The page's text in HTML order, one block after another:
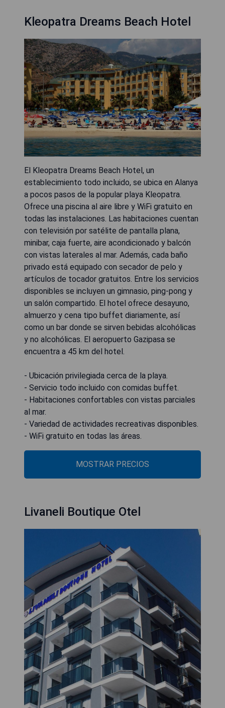
Kleopatra Dreams Beach Hotel
El Kleopatra Dreams Beach Hotel, un
establecimiento todo incluido, se ubica en Alanya
a pocos pasos de la popular playa Kleopatra.
Ofrece una piscina al aire libre y WiFi gratuito en
todas las instalaciones. Las habitaciones cuentan
con televisión por satélite de pantalla plana,
minibar, caja fuerte, aire acondicionado y balcón
con vistas laterales al mar. Además, cada baño
privado está equipado con secador de pelo y
artículos de tocador gratuitos. Entre los servicios
disponibles se incluyen un gimnasio, ping-pong y
un salón compartido. El hotel ofrece desayuno,
almuerzo y cena tipo buffet diariamente, así
como un bar donde se sirven bebidas alcohólicas
y no alcohólicas. El aeropuerto Gazipasa se
encuentra a 45 km del hotel.
- Ubicación privilegiada cerca de la playa.
- Servicio todo incluido con comidas buffet.
- Habitaciones confortables con vistas parciales
al mar.
- Variedad de actividades recreativas disponibles.
- WiFi gratuito en todas las áreas.
MOSTRAR PRECIOS
Livaneli Boutique Otel